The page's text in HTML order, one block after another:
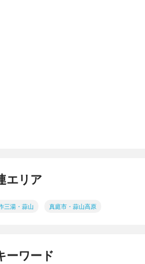
エリア
三湯・蒜山 真庭市・蒜山高原
ーワード